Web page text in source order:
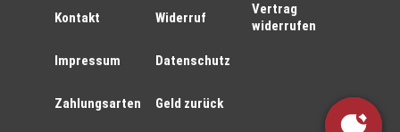
Kontakt
Impressum
Zahlungsarten
Widerruf
Datenschutz
Geld zurück
Vertrag
widerrufen